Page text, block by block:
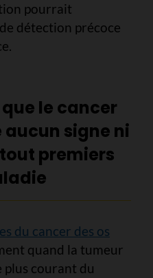
pourrait
détection précoce
le cancer
aucun signe ni
premiers
du cancer des os
quand la tumeur
plus courant du